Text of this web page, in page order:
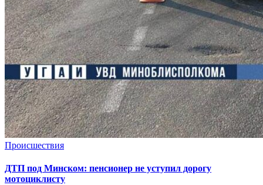
Происшествия
ДТП под Минском: пенсионер не уступил дорогу
мотоциклисту